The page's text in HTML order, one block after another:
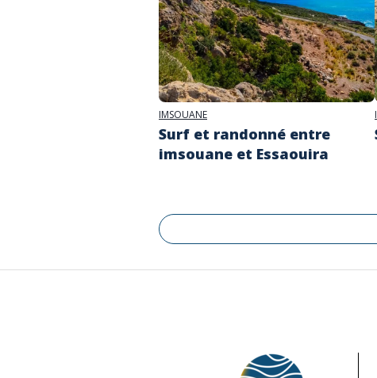
IMSOUANE
Surf et randonné entre
imsouane et Essaouira